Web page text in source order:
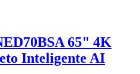
65" 4K
Inteligente AI